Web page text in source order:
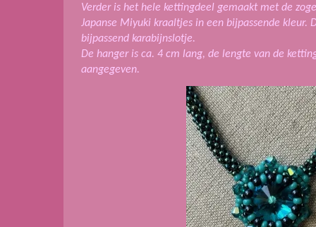
Verder is het hele kettingdeel gemaakt met de
Japanse Miyuki kraaltjes in een bijpassende kleur.
bijpassend karabijnslotje.
De hanger is ca. 4 cm lang, de lengte van de
aangegeven.